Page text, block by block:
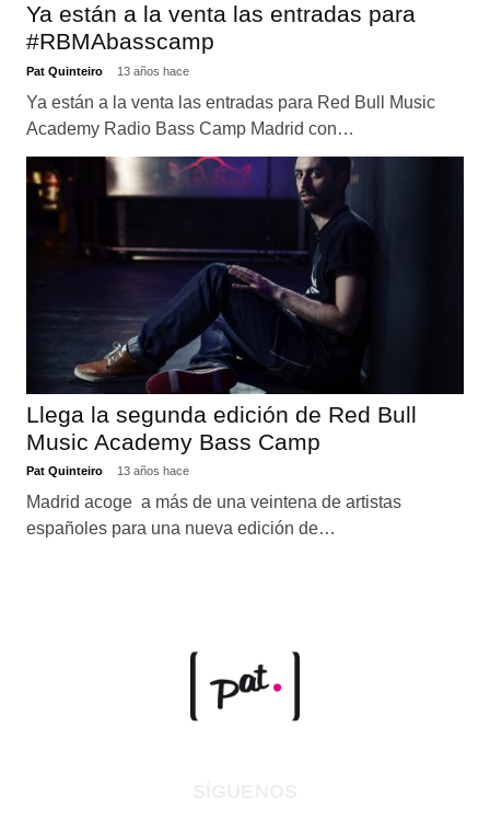
Ya están a la venta las entradas para
#RBMAbasscamp
Pat Quinteiro 13 años hace
Ya están a la venta las entradas para Red Bull Music
Academy Radio Bass Camp Madrid con…
Llega la segunda edición de Red Bull
Music Academy Bass Camp
Pat Quinteiro 13 años hace
Madrid acoge a más de una veintena de artistas
españoles para una nueva edición de…